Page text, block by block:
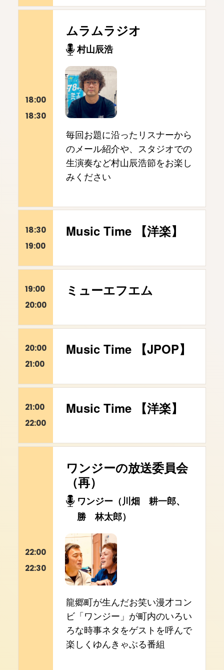
18:00
18:30
ムラムラジオ
村山辰浩
毎回お題に沿ったリスナーから
のメール紹介や、スタジオでの
生演奏など村山辰浩節をお楽し
みください
18:30
19:00
Music Time 【洋楽】
19:00
20:00
ミューエフエム
20:00
21:00
Music Time 【JPOP】
21:00
22:00
Music Time 【洋楽】
22:00
22:30
ワンジーの放送委員会
（再）
ワンジー（川畑 耕一郎、
勝 林太郎）
龍郷町が生んだお笑い漫才コン
ビ「ワンジー」が町内のいろい
ろな時事ネタをゲストを呼んで
楽しくゆんきゃぶる番組